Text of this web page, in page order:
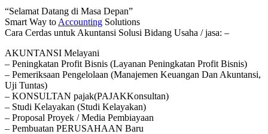
“Selamat Datang di Masa Depan”
Smart Way to Accounting Solutions
Cara Cerdas untuk Akuntansi Solusi Bidang Usaha / jasa: –
AKUNTANSI Melayani
– Peningkatan Profit Bisnis (Layanan Peningkatan Profit Bisnis)
– Pemeriksaan Pengelolaan (Manajemen Keuangan Dan Akuntansi,
Uji Tuntas)
– KONSULTAN pajak(PAJAKKonsultan)
– Studi Kelayakan (Studi Kelayakan)
– Proposal Proyek / Media Pembiayaan
– Pembuatan PERUSAHAAN Baru